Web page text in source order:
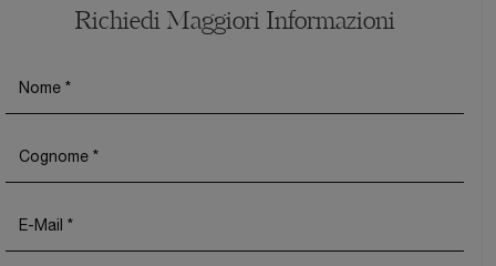
Richiedi Maggiori Informazioni